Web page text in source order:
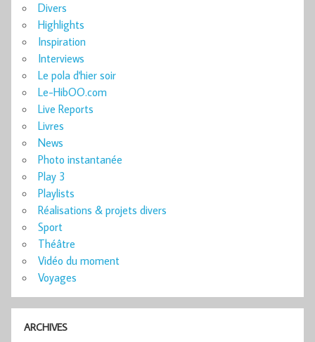
Divers
Highlights
Inspiration
Interviews
Le pola d'hier soir
Le-HibOO.com
Live Reports
Livres
News
Photo instantanée
Play 3
Playlists
Réalisations & projets divers
Sport
Théâtre
Vidéo du moment
Voyages
ARCHIVES